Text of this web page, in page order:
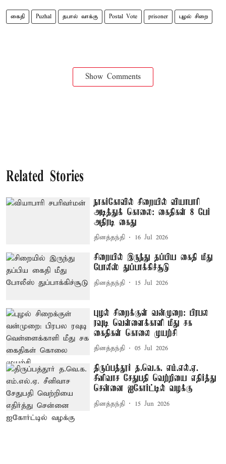
கைதி Puzhal தபால் வாக்கு Postal Vote prisoner புழல் சிறை
Show Comments
Related Stories
நாகர்கோவில் சிறையில் வியாபாரி
அடித்துக் கொலை: கைதிகள் 8 பேர்
அதிரடி கைது
தினத்தந்தி 16 Jul 2026
சிறையில் இருந்து தப்பிய கைதி மீது
போலீஸ் துப்பாக்கிச்சூடு
தினத்தந்தி 15 Jul 2026
புழல் சிறைக்குள் வன்முறை: பிரபல
ரவுடி வெள்ளைக்காளி மீது சக
கைதிகள் கொலை முயற்சி
தினத்தந்தி 05 Jul 2026
திருப்பத்தூர் த.வெ.க. எம்.எல்.ஏ.
சீனிவாச சேதுபதி வெற்றியை எதிர்த்து
சென்னை ஐகோர்ட்டில் வழக்கு
தினத்தந்தி 15 Jun 2026